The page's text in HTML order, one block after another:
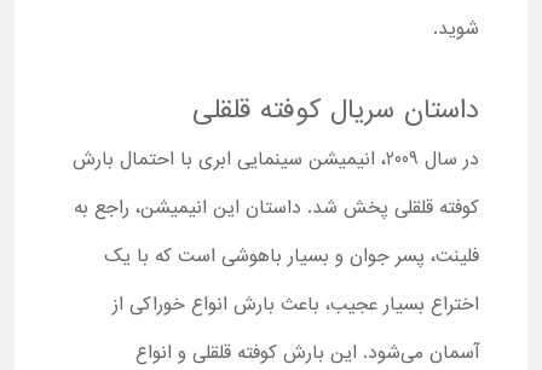
شوید.
داستان سریال کوفته قلقلی
در سال 2009، انیمیشن سینمایی ابری با احتمال بارش
کوفته قلقلی پخش شد. داستان این انیمیشن، راجع به
فلینت، پسر جوان و بسیار باهوشی است که با یک
اختراع بسیار عجیب، باعث بارش انواع خوراکی از
آسمان می‌شود. این بارش کوفته قلقلی و انواع